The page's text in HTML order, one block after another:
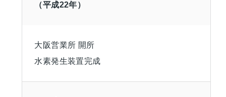
（平成22年）
大阪営業所 開所
水素発生装置完成